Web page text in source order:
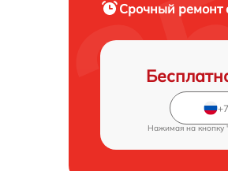
Срочный ремонт
Нажимая на кнопку